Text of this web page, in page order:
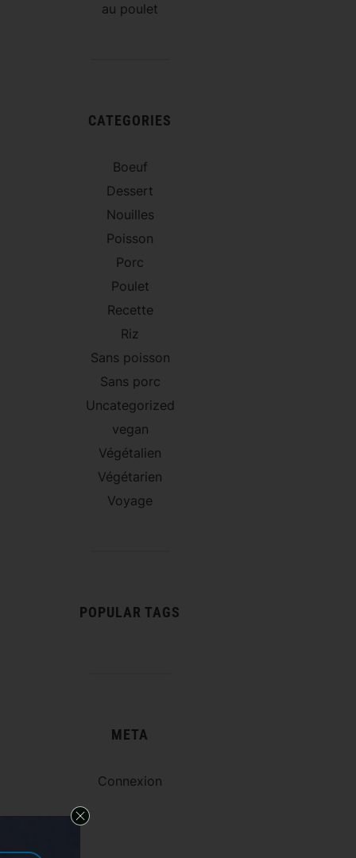
au poulet
CATEGORIES
Boeuf
Dessert
Nouilles
Poisson
Porc
Poulet
Recette
Riz
Sans poisson
Sans porc
Uncategorized
vegan
Végétalien
Végétarien
Voyage
POPULAR TAGS
META
Connexion